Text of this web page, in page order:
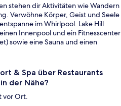
stehen dir Aktivitäten wie Wandern
Verwöhne Körper, Geist und Seele
im Whirlpool. Lake Hill
Innenpool und ein Fitnesscenter
sowie eine Sauna und einen
& Spa über Restaurants
der Nähe?
vor Ort.